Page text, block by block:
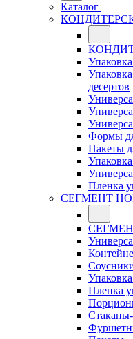
Каталог
десертов
Формы
Пакеты
Пленка
СЕГМЕНТ
Пленка